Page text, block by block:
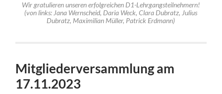
Wir gratulieren unseren erfolgreichen D1-Lehrgangsteilnehmern!
(von links: Jana Wernscheid, Daria Weck, Clara Dubratz, Julius
Dubratz, Maximilian Müller, Patrick Erdmann)
Mitgliederversammlung am
17.11.2023